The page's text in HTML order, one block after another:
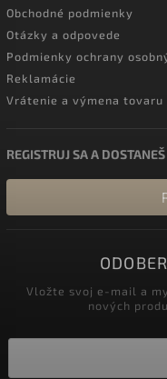
Obchodné podmienky
Otázky a odpovede
Podmienky ochrany
Reklamácie
Vrátenie a výmena tovaru
REGISTRUJ SA A
Vložte svoj e-mail a
nových